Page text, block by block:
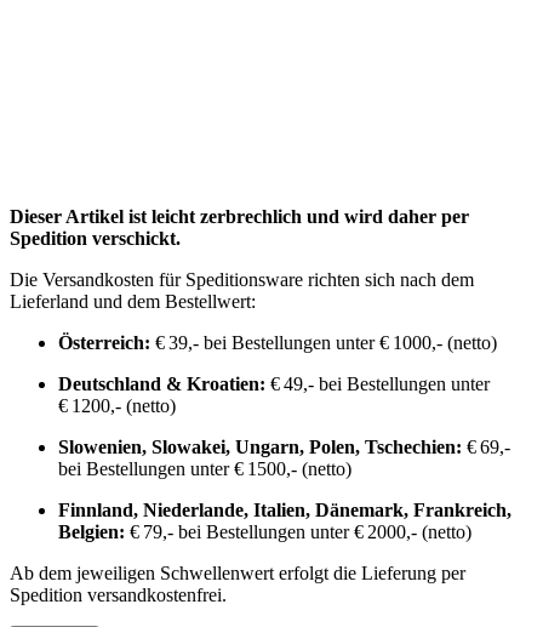
Dieser Artikel ist leicht zerbrechlich und wird daher per
Spedition verschickt.
Die Versandkosten für Speditionsware richten sich nach dem
Lieferland und dem Bestellwert:
Österreich: € 39,- bei Bestellungen unter € 1000,- (netto)
Deutschland & Kroatien: € 49,- bei Bestellungen unter
€ 1200,- (netto)
Slowenien, Slowakei, Ungarn, Polen, Tschechien: € 69,-
bei Bestellungen unter € 1500,- (netto)
Finnland, Niederlande, Italien, Dänemark, Frankreich,
Belgien: € 79,- bei Bestellungen unter € 2000,- (netto)
Ab dem jeweiligen Schwellenwert erfolgt die Lieferung per
Spedition versandkostenfrei.